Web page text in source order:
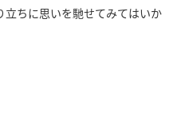
ちに思いを馳せてみてはいか